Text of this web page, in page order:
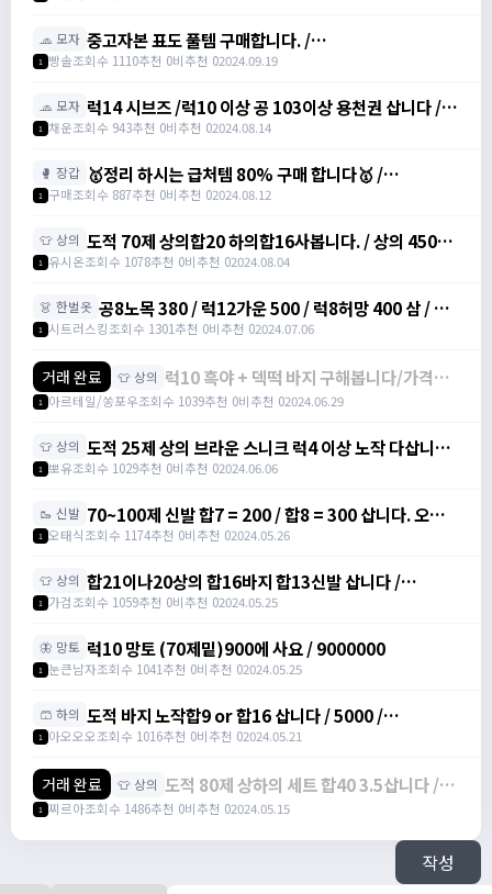
🧢 모자 중고자본 표도 풀템 구매합니다. /
https://open.kakao.com/o/sZK6bRYe
1 빵솔조회수 1110추천 0비추천 02024.09.19
🧢 모자 럭14 시브즈 /럭10 이상 공 103이상 용천권 삽니다 /
시브즈 2800 / 용천권 2000 /
1 채운조회수 943추천 0비추천 02024.08.14
🥊 장갑 🥇정리 하시는 급처템 80% 구매 합니다🥇 /
https://open.kakao.com/o/sq2dtyIg
1 구매조회수 887추천 0비추천 02024.08.12
👕 상의 도적 70제 상의합20 하의합16사봅니다. / 상의 4500
하의 3700
1 유시온조회수 1078추천 0비추천 02024.08.04
👗 한벌옷 공8노목 380 / 럭12가운 500 / 럭8허망 400 삼 / 공8
노목 380 / 럭12가운 500 / 럭8허망 400 삼 / 공8노
https://open.kakao.com/o/ssSvJkYf
1 시트러스킹조회수 1301추천 0비추천 02024.07.06
거래 완료 👕 상의 럭10 흑야 + 덱떡 바지 구해봅니다/가격제
시
/https://open.kakao.com/o/sj7whZzg
/ 가격제시
1 아르테일/쏭포우조회수 1039추천 0비추천 02024.06.29
👕 상의 도적 25제 상의 브라운 스니크 럭4 이상 노작 다삽니다.
/ 100 / 도적 25제 상의 /
1 뽀유조회수 1029추천 0비추천 02024.06.06
🥾 신발 70~100제 신발 합7 = 200 / 합8 = 300 삽니다. 오픈
톡 주세요 / 3000000
1 오태식조회수 1174추천 0비추천 02024.05.26
👕 상의 합21이나20상의 합16바지 합13신발 삽니다 /
111111
1 가검조회수 1059추천 0비추천 02024.05.25
🦋 망토 럭10 망토 (70제밑)900에 사요 / 9000000
1 눈큰남자조회수 1041추천 0비추천 02024.05.25
🩳 하의 도적 바지 노작합9 or 합16 삽니다 / 5000 /
https://open.kakao.com/o/sbIYCUng
1 아오오오조회수 1016추천 0비추천 02024.05.21
거래 완료 👕 상의 도적 80제 상하의 세트 합40 3.5삽니다 /
3.5
1 찌르아조회수 1486추천 0비추천 02024.05.15
작성